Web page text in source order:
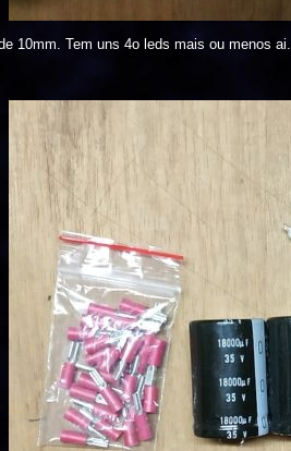
10mm. Tem uns 4o leds mais ou menos ai.